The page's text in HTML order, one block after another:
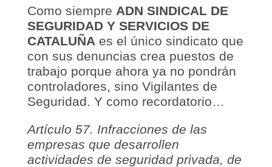
Como siempre ADN SINDICAL DE
SEGURIDAD Y SERVICIOS DE
CATALUÑA es el único sindicato que
con sus denuncias crea puestos de
trabajo porque ahora ya no pondrán
controladores, sino Vigilantes de
Seguridad. Y como recordatorio…
Artículo 57. Infracciones de las
empresas que desarrollen
actividades de seguridad privada, de